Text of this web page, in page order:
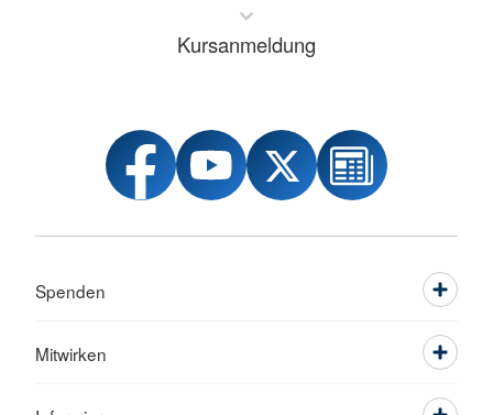
Kursanmeldung
Spenden
Mitwirken